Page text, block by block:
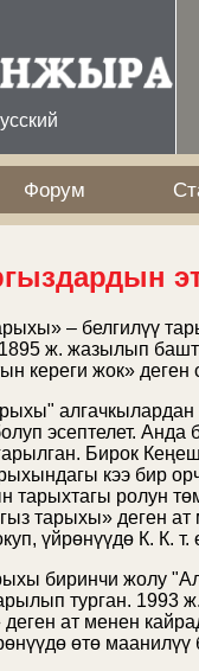
Форум
– белгилүү
ж. жазылып
кереги жок» деген
эсептелет.
Бирок
кээ бир
тарыхтагы ролун
тарыхы» деген
үйрөнүүдө К. К.
биринчи жолу
турган. 1993
ат менен
өтө маанилүү